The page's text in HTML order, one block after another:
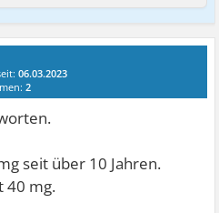
06.03.2023
2
seit über 10 Jahren.
40 mg.